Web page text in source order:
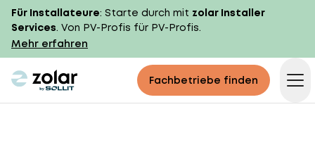
Für Installateure: Starte durch mit zolar Installer
Services. Von PV-Profis für PV-Profis.
Mehr erfahren
zolar logo Fachbetriebe finden